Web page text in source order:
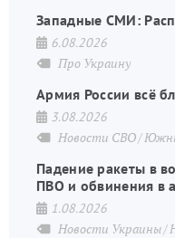
Западные СМИ:
6.08.2026
Про Украину
Армия России всё
3.08.2026
Новости СВО
Падение ракеты в
ПВО и обвинения в
1.08.2026
Новости Украины